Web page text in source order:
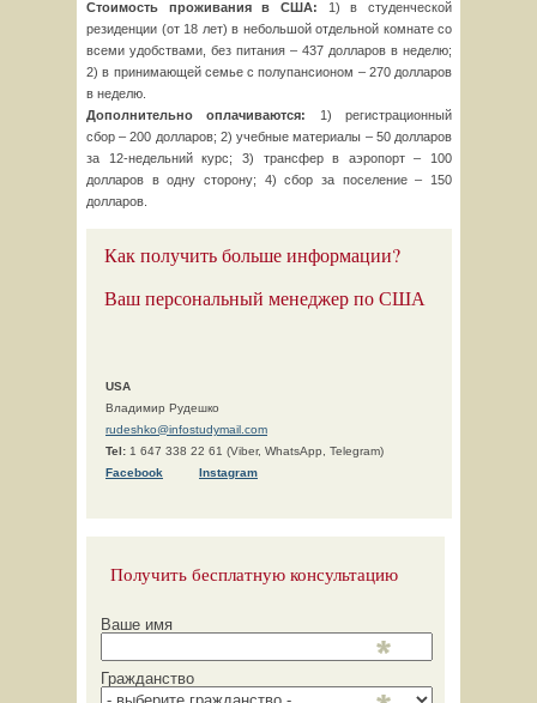
Стоимость проживания в США:
1) в студенческой
резиденции (от 18 лет) в небольшой отдельной комнате со
всеми удобствами, без питания – 437 долларов в неделю;
2) в принимающей семье с полупансионом – 270 долларов
в неделю.
Дополнительно оплачиваются:
1) регистрационный
сбор – 200 долларов; 2) учебные материалы – 50 долларов
за 12-недельний курс; 3) трансфер в аэропорт – 100
долларов в одну сторону; 4) сбор за поселение – 150
долларов.
Как получить больше информации?
Ваш персональный менеджер по США
USA
Владимир Рудешко
rudeshko@infostudymail.com
Tel: 1 647 338 22 61 (Viber, WhatsApp, Telegram)
Facebook Instagram
Получить бесплатную консультацию
Ваше имя
Гражданство